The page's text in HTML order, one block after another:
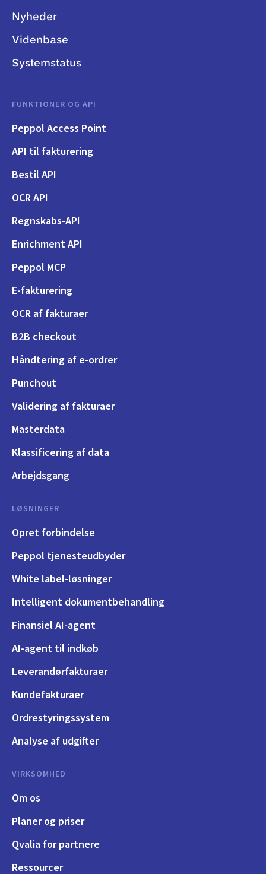
Nyheder
Videnbase
Systemstatus
FUNKTIONER OG API
Peppol Access Point
API til fakturering
Bestil API
OCR API
Regnskabs-API
Enrichment API
Peppol MCP
E-fakturering
OCR af fakturaer
B2B checkout
Håndtering af e-ordrer
Punchout
Validering af fakturaer
Masterdata
Klassificering af data
Arbejdsgang
LØSNINGER
Opret forbindelse
Peppol tjenesteudbyder
White label-løsninger
Intelligent dokumentbehandling
Finansiel AI-agent
AI-agent til indkøb
Leverandørfakturaer
Kundefakturaer
Ordrestyringssystem
Analyse af udgifter
VIRKSOMHED
Om os
Planer og priser
Qvalia for partnere
Ressourcer